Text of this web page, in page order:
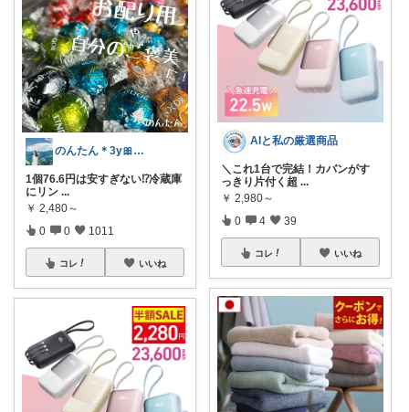
のんたん＊3y🎀1y👶🏻🍼
1個76.6円は安すぎない⁉︎冷蔵庫
にリン ...
￥ 2,480～
0 0 1011
コレ いいね
AIと私の厳選商品
＼これ1台で完結！カバンがす
っきり片付く超 ...
￥ 2,980～
0 4 39
コレ いいね